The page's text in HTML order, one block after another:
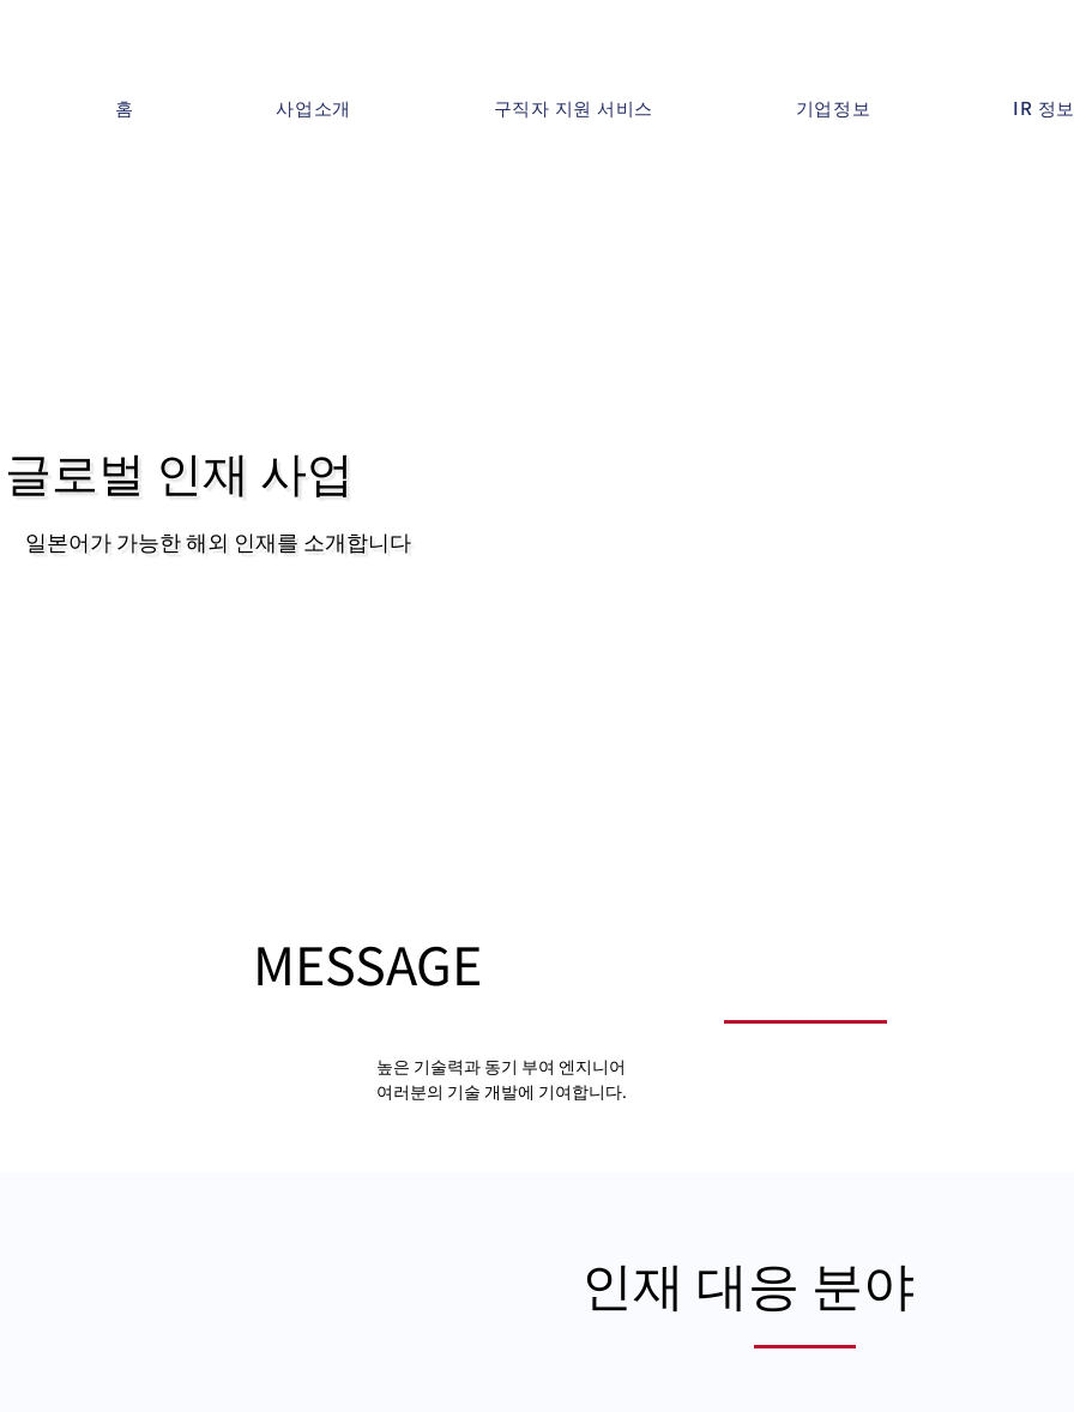
홈 사업소개 구직자 지원 서비스 기업정보 IR 정
글로벌 인재 사업
일본어가 가능한 해외 인재를 소개합니다
MESSAGE
높은 기술력과 동기 부여 엔지니어
여러분의 기술 개발에 기여합니다.
인재 대응 분야